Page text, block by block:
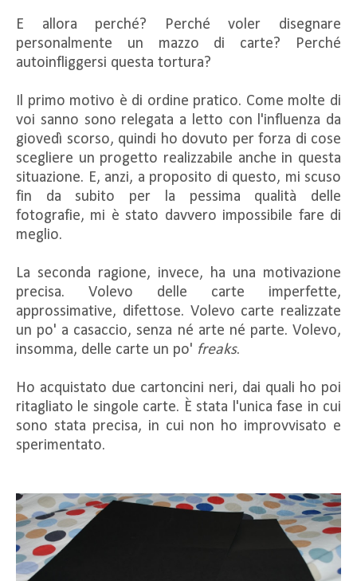
E allora perché? Perché voler disegnare
personalmente un mazzo di carte? Perché
autoinfliggersi questa tortura?
Il primo motivo è di ordine pratico. Come molte di
voi sanno sono relegata a letto con l'influenza da
giovedì scorso, quindi ho dovuto per forza di cose
scegliere un progetto realizzabile anche in questa
situazione. E, anzi, a proposito di questo, mi scuso
fin da subito per la pessima qualità delle
fotografie, mi è stato davvero impossibile fare di
meglio.
La seconda ragione, invece, ha una motivazione
precisa. Volevo delle carte imperfette,
approssimative, difettose. Volevo carte realizzate
un po' a casaccio, senza né arte né parte. Volevo,
insomma, delle carte un po' freaks.
Ho acquistato due cartoncini neri, dai quali ho poi
ritagliato le singole carte. È stata l'unica fase in cui
sono stata precisa, in cui non ho improvvisato e
sperimentato.